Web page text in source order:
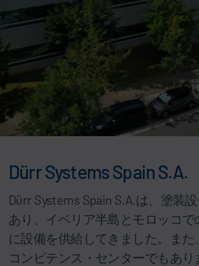
Dürr Systems Spain S.A.
Dürr Systems Spain S.A.は、塗装
あり、イベリア半島とモロッコ
に設備を供給してきました。ま
コンピテンス・センターでもあり